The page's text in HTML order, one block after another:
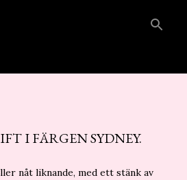
I FÄRGEN SYDNEY.
nåt liknande, med ett stänk av